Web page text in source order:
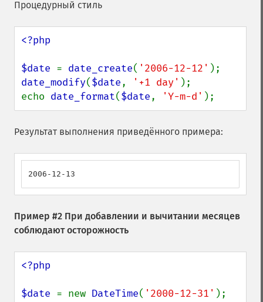
Процедурный стиль
<?php
$date = date_create( '2006-12-12'
date_modify($date, '+1 day' );
echo date_format($date, 'Y-m-d' );
Результат выполнения приведённого примера:
2006-12-13
Пример #2 При добавлении и вычитании месяцев
соблюдают осторожность
<?php
$date = new DateTime( '2000-12-31' );